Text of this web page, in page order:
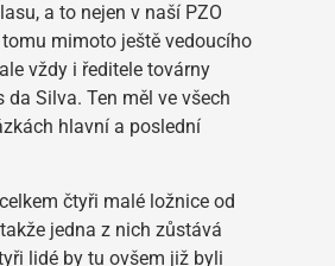
a to nejen v naší PZO
tomu mimoto ještě vedoucího
vždy i ředitele továrny
da Silva. Ten měl ve všech
hlavní a poslední
čtyři malé ložnice od
jedna z nich zůstává
lidé by tu ovšem již byli